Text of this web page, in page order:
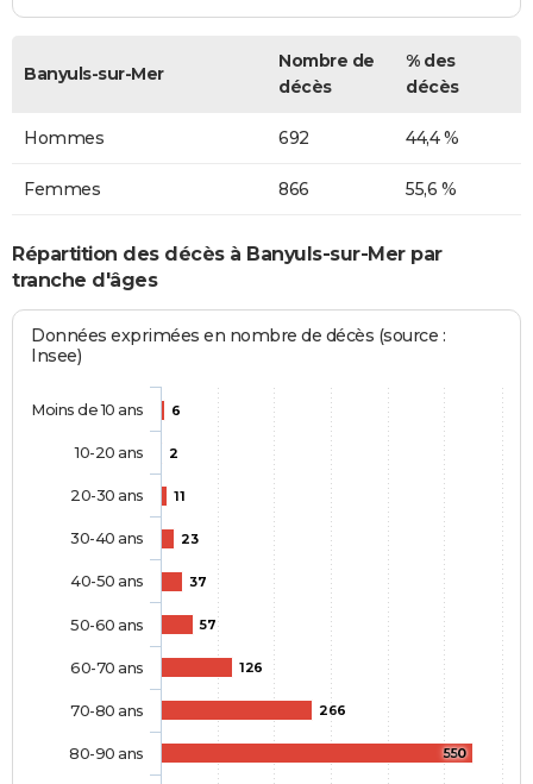
Banyuls-sur-Mer
Nombre de
décès
% des
décès
Hommes 692 44,4 %
Femmes 866 55,6 %
Répartition des décès à Banyuls-sur-Mer par
tranche d'âges
Données exprimées en nombre de décès (source :
Insee)
6
2
11
23
37
57
126
266
550
Moins de 10 ans
10-20 ans
20-30 ans
30-40 ans
40-50 ans
50-60 ans
60-70 ans
70-80 ans
80-90 ans